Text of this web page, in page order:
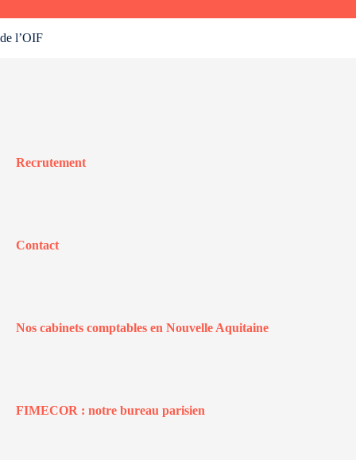
de l’OIF
Recrutement
Contact
Nos cabinets comptables en Nouvelle Aquitaine
FIMECOR : notre bureau parisien